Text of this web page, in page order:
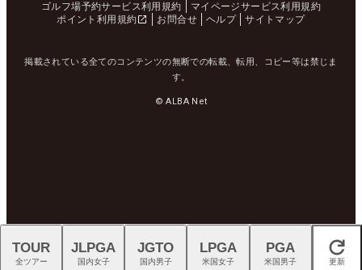
ゴルフ場予約サービス利用規約
マイページサービス利用規約
ポイント利用規約
お問合せ ヘルプ サイトマップ
掲載されている全てのコンテンツの無断での転載、転用、コピー等は禁じま
す。
© ALBA Net
閉じる
TOUR
全ツアー
JLPGA
国内女子
JGTO
国内男子
LPGA
米国女子
PGA
米国男子 更新